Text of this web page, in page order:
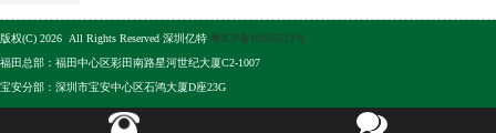
版权(C) 2026 All Rights Reserved 深圳亿特 粤ICP备10105513号
福田总部：福田中心区彩田南路星河世纪大厦C2-1007
宝安分部：深圳市宝安中心区石鸿大厦D座23G